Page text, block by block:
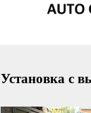
Установка с